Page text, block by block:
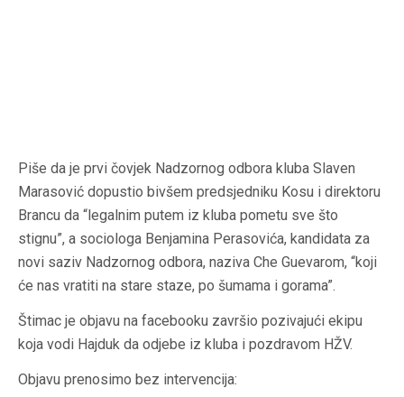
Piše da je prvi čovjek Nadzornog odbora kluba Slaven
Marasović dopustio bivšem predsjedniku Kosu i direktoru
Brancu da “legalnim putem iz kluba pometu sve što
stignu”, a sociologa Benjamina Perasovića, kandidata za
novi saziv Nadzornog odbora, naziva Che Guevarom, “koji
će nas vratiti na stare staze, po šumama i gorama”.
Štimac je objavu na facebooku završio pozivajući ekipu
koja vodi Hajduk da odjebe iz kluba i pozdravom HŽV.
Objavu prenosimo bez intervencija: